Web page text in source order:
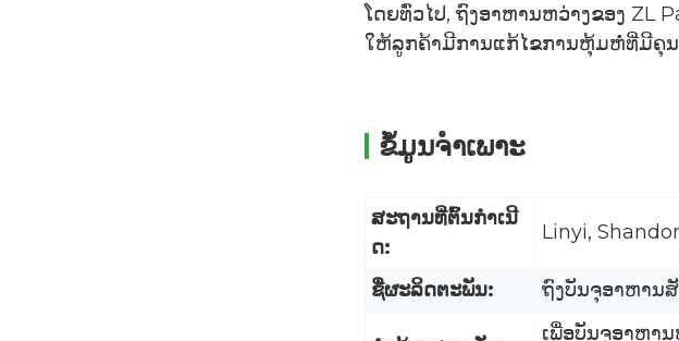
ໂດຍທົ່ວໄປ, ຖົງອາຫານຫວ່າງຂອງ
ໃຫ້ລູກຄ້າມີການແກ້ໄຂການຫຸ້ມຫໍ່ທີ່ມີຄຸນ
ຂໍ້ມູນຈໍາເພາະ
ສະ​ຖານ​ທີ່​ຕົ້ນ​ກໍາ​ເນີ
ດ:
Linyi,
ຊື່ຜະລິດຕະພັນ: ຖົງບັນຈຸອາຫານ
ເພື່ອບັນຈຸອາຫານ